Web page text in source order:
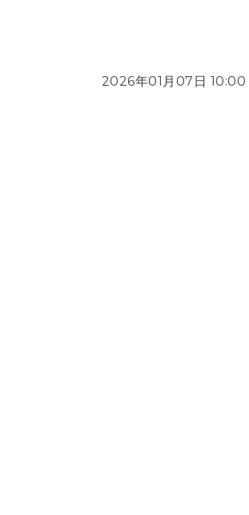
2026年01月07日 10:00